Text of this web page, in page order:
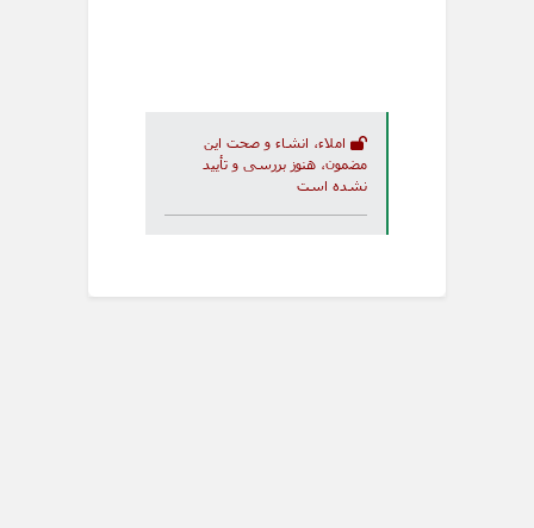
املاء، انشاء و صحت این
مضمون، هنوز بررسی و تأیید
نشده است